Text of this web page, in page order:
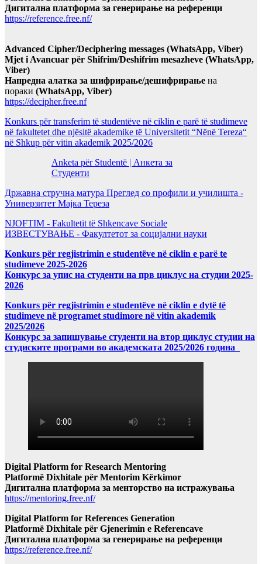
Дигитална платформа за генерирање на референци
https://reference.free.nf/
Advanced Cipher/Deciphering messages (WhatsApp, Viber)
Mjet i Avancuar për Shifrim/Deshifrim mesazheve (WhatsApp,
Viber)
Напредна алатка за шифрирање/дешифрирање на
пораки (WhatsApp, Viber)
https://decipher.free.nf
Konkurs për transferim të studentëve në ciklin e parë të studimeve
në fakultetet dhe njësitë akademike të Universitetit “Nënë Tereza“
në Shkup për vitin akademik 2025/2026
Anketa për Studentë | Анкета за
Студенти
Државна стручна матура Преглед со профили и училишта -
Универзитет Мајка Тереза
NJOFTIM - Fakultetit të Shkencave Sociale
ИЗВЕСТУВАЊЕ - Факултетот за социјални науки
Konkurs për regjistrimin e studentëve në ciklin e parë te
studimeve 2025-2026
Конкурс за упис на студенти на прв циклус на студии 2025-
2026
Konkurs për regjistrimin e studentëve në ciklin e dytë të
studimeve në programet studimore në vitin akademik
2025/2026
Конкурс за запишување студенти на втор циклус студии на
студиските програми во академската 2025/2026 година
Digital Platform for Research Mentoring
Platformë Dixhitale për Mentorim Kërkimor
Дигитална платформа за менторство на истражувања
https://mentoring.free.nf/
Digital Platform for References Generation
Platformë Dixhitale për Gjenerimin e Referencave
Дигитална платформа за генерирање на референци
https://reference.free.nf/